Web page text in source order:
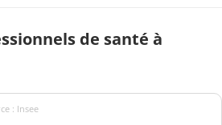
de santé à
: Insee